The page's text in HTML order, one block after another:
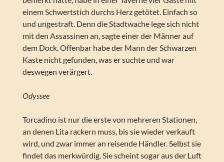
einem Schwertstich durchs Herz getötet. Einfach so
und ungestraft. Denn die Stadtwache lege sich nicht
mit den Assassinen an, sagte einer der Männer auf
dem Dock. Offenbar habe der Mann der Schwarzen
Kaste nicht gefunden, was er suchte und war
deswegen verärgert.
Odyssee
Torcadino ist nur die erste von mehreren Stationen,
an denen Lita rackern muss, bis sie wieder verkauft
wird, und zwar immer an reisende Händler. Selbst sie
findet das merkwürdig. Sie scheint sogar aus der Luft